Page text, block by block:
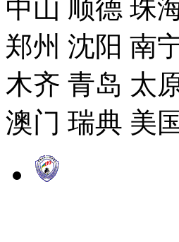
中山 顺德 珠
郑州 沈阳 南
木齐 青岛 太
澳门 瑞典 美